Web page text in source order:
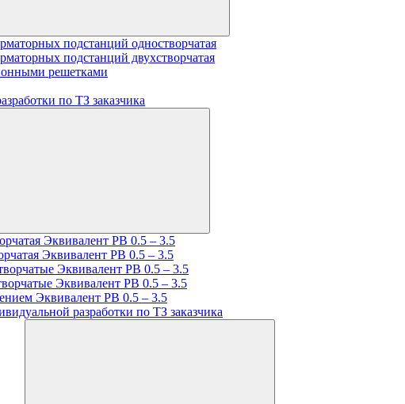
подстанций одностворчатая
подстанций двухстворчатая
решетками
по ТЗ заказчика
Эквивалент PB 0.5 – 3.5
Эквивалент PB 0.5 – 3.5
Эквивалент PB 0.5 – 3.5
Эквивалент PB 0.5 – 3.5
Эквивалент PB 0.5 – 3.5
разработки по ТЗ заказчика